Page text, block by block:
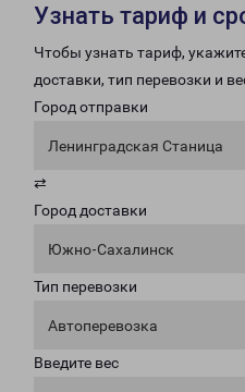
Узнать тариф и
Чтобы узнать тариф,
доставки, тип перевозки и
Город отправки
Ленинградская Станица
⇄
Город доставки
Южно-Сахалинск
Тип перевозки
Автоперевозка
Введите вес